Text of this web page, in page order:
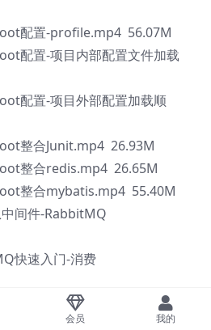
配置-profile.mp4 56.07M
置-项目内部配置文件加载
置-项目外部配置加载顺
整合Junit.mp4 26.93M
整合redis.mp4 26.65M
整合mybatis.mp4 55.40M
间件-RabbitMQ
速入门-消费
工作模式-
会员 我的